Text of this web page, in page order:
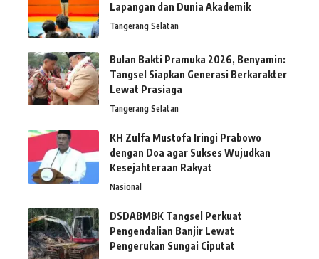
Lapangan dan Dunia Akademik
Tangerang Selatan
Bulan Bakti Pramuka 2026, Benyamin:
Tangsel Siapkan Generasi Berkarakter
Lewat Prasiaga
Tangerang Selatan
KH Zulfa Mustofa Iringi Prabowo
dengan Doa agar Sukses Wujudkan
Kesejahteraan Rakyat
Nasional
DSDABMBK Tangsel Perkuat
Pengendalian Banjir Lewat
Pengerukan Sungai Ciputat